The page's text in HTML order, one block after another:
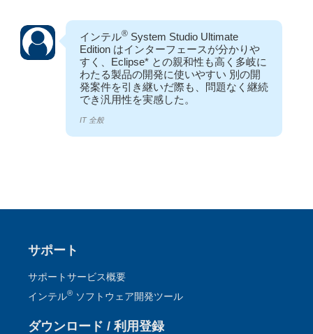
インテル® System Studio Ultimate
Edition はインターフェースが分かりや
すく、Eclipse* との親和性も高く多岐に
わたる製品の開発に使いやすい 別の開
発案件を引き継いだ際も、問題なく継続
でき汎用性を実感した。
IT 全般
サポート
サポートサービス概要
インテル® ソフトウェア開発ツール
ダウンロード / 利用登録